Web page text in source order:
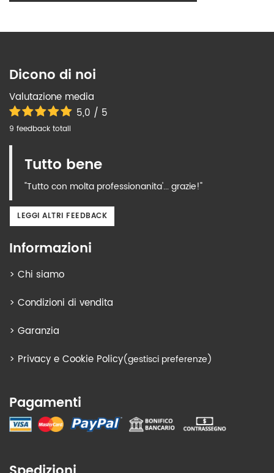
Dicono di noi
Valutazione media
5,0 / 5
9 feedback totali
Tutto bene
"Tutto con molta professionanita'... grazie!"
LEGGI ALTRI FEEDBACK
Informazioni
> Chi siamo
> Condizioni di vendita
> Garanzia
> Privacy e Cookie Policy(gestisci preferenze)
Pagamenti